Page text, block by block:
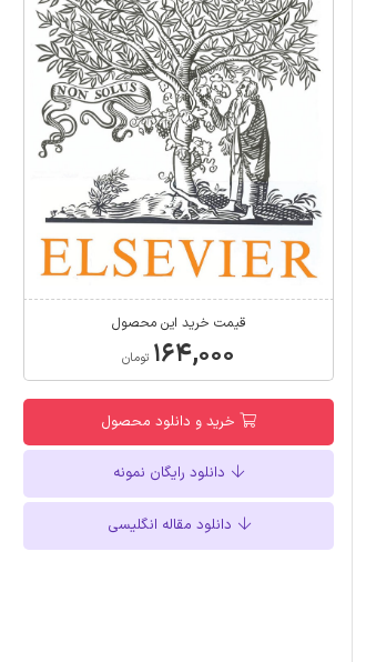
قیمت خرید این محصول
۱۶۴,۰۰۰ تومان
خرید و دانلود محصول
دانلود رایگان نمونه
دانلود مقاله انگلیسی